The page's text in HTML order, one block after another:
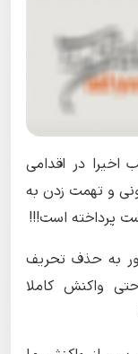
در اقدامی
و تهمت زدن به
پرداخته است!!!
به حذف تحریف
واکنش کاملا